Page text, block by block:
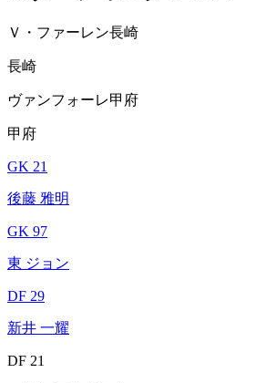
Ｖ・ファーレン長崎
長崎
ヴァンフォーレ甲府
甲府
GK 21
後藤 雅明
GK 97
東 ジョン
DF 29
新井 一耀
DF 21